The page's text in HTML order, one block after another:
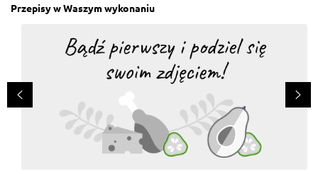
Przepisy w Waszym wykonaniu